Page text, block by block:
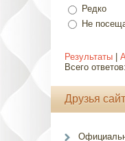
Редко
Не
Результаты
Всего ответов:
Друзья